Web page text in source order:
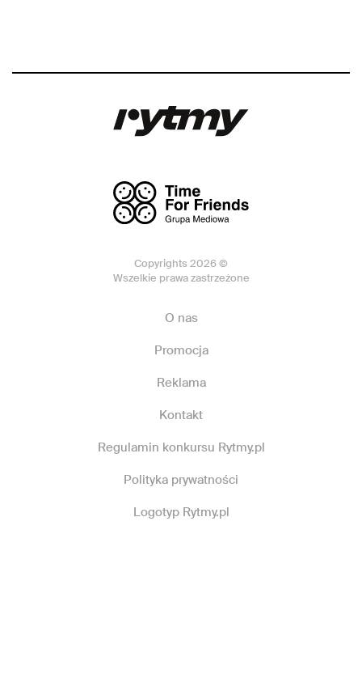
Copyrights 2026 ©
Wszelkie prawa zastrzeżone
O nas
Promocja
Reklama
Kontakt
Regulamin konkursu Rytmy.pl
Polityka prywatności
Logotyp Rytmy.pl